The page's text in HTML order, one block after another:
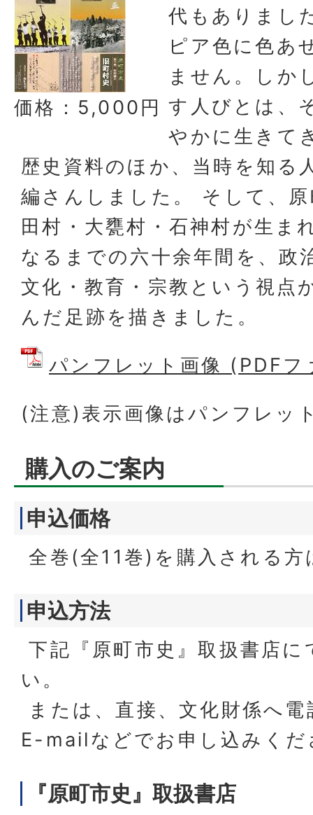
価格：5,000円
代もありまし
ピア色に色あ
ません。しか
す人びとは、
やかに生きて
歴史資料のほか、当時を知る
編さんしました。 そして、
田村・大甕村・石神村が生ま
なるまでの六十余年間を、政
文化・教育・宗教という視点
んだ足跡を描きました。
パンフレット画像 (PDF
(注意)表示画像はパンフレッ
購入のご案内
申込価格
全巻(全11巻)を購入される
申込方法
下記『原町市史』取扱書店
い。
または、直接、文化財係へ
E-mailなどでお申し込みくだ
『原町市史』取扱書店